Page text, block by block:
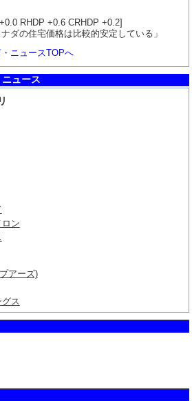
RHDP +0.6 CRHDP +0.2]
ダの住宅価格は比較的安定している」
ニュースTOPへ
ュース
ン
アーズ)
ス